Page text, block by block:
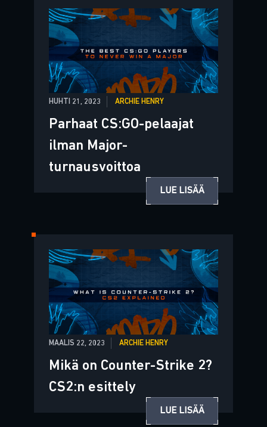
HUHTI 21, 2023 ARCHIE HENRY
Parhaat CS:GO-pelaajat
ilman Major-
turnausvoittoa
LUE LISÄÄ
MAALIS 22, 2023 ARCHIE HENRY
Mikä on Counter-Strike 2?
CS2:n esittely
LUE LISÄÄ